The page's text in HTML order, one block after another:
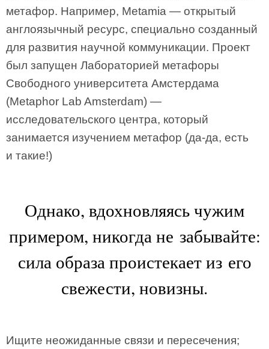
метафор. Например, Metamia — открытый
англоязычный ресурс, специально созданный
для развития научной коммуникации. Проект
был запущен Лабораторией метафоры
Свободного университета Амстердама
(Metaphor Lab Amsterdam) —
исследовательского центра, который
занимается изучением метафор (да-да, есть
и такие!)
Однако, вдохновляясь чужим
примером, никогда не забывайте:
сила образа проистекает из его
свежести, новизны.
Ищите неожиданные связи и пересечения;